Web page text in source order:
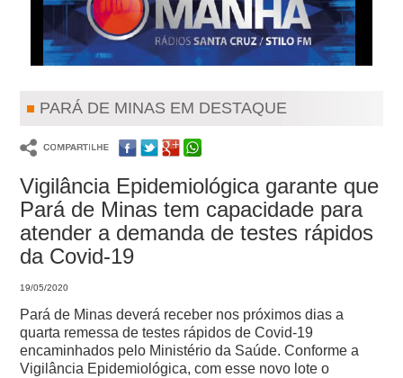
PARÁ DE MINAS EM DESTAQUE
Vigilância Epidemiológica garante que
Pará de Minas tem capacidade para
atender a demanda de testes rápidos
da Covid-19
19/05/2020
Pará de Minas deverá receber nos próximos dias a
quarta remessa de testes rápidos de Covid-19
encaminhados pelo Ministério da Saúde.Conforme a
Vigilância Epidemiológica, com esse novo lote o